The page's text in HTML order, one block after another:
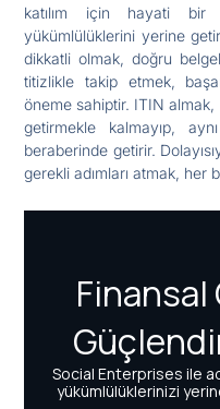
katılım için hayati bir
yükümlülüklerini yerine
dikkatli olmak, doğru
titizlikle takip etmek,
öneme sahiptir. ITIN
getirmekle kalmayıp,
beraberinde getirir.
gerekli adımları atmak,